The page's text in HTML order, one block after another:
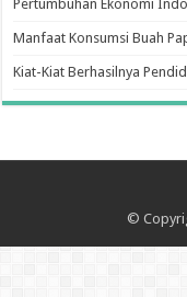
Pertumbuhan Ekonomi
Manfaat Konsumsi Buah
Kiat-Kiat Berhasilnya
©